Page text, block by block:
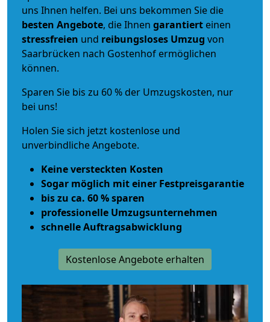
uns Ihnen helfen. Bei uns bekommen Sie die
besten Angebote, die Ihnen garantiert einen
stressfreien und reibungsloses Umzug von
Saarbrücken nach Gostenhof ermöglichen
können.
Sparen Sie bis zu 60 % der Umzugskosten, nur
bei uns!
Holen Sie sich jetzt kostenlose und
unverbindliche Angebote.
Keine versteckten Kosten
Sogar möglich mit einer Festpreisgarantie
bis zu ca. 60 % sparen
professionelle Umzugsunternehmen
schnelle Auftragsabwicklung
Kostenlose Angebote erhalten